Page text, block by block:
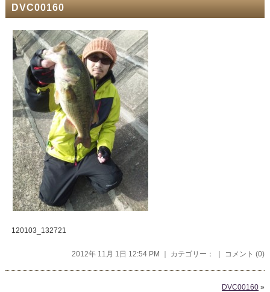
DVC00160
120103_132721
2012年 11月 1日 12:54 PM ｜ カテゴリー： ｜ コメント (0)
DVC00160 »